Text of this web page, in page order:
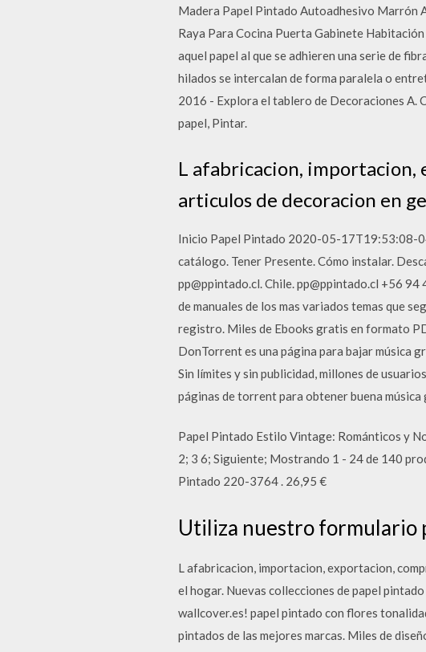
Madera Papel Pintado Autoadhesivo Marrón
Raya Para Cocina Puerta Gabinete
aquel papel al que se adhieren una serie de
hilados se intercalan de forma paralela o
2016 - Explora el tablero de Decoraciones A.
papel, Pintar.
L afabricacion, importacion,
articulos de decoracion en
Inicio Papel Pintado 2020-05-17T19:53:08-
catálogo. Tener Presente. Cómo instalar.
pp@ppintado.cl. Chile. pp@ppintado.cl +56
de manuales de los mas variados temas que
registro. Miles de Ebooks gratis en formato
DonTorrent es una página para bajar música
Sin límites y sin publicidad, millones de
páginas de torrent para obtener buena
Papel Pintado Estilo Vintage: Románticos y
2; 3 6; Siguiente; Mostrando 1 - 24 de 140
Pintado 220-3764 . 26,95 €
Utiliza nuestro formulario
L afabricacion, importacion, exportacion,
el hogar. Nuevas collecciones de papel
wallcover.es! papel pintado con flores
pintados de las mejores marcas. Miles de